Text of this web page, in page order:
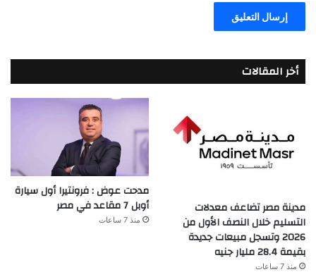
أخر المقالات
مدينة مصر تضاعف معدلات
التسليم خلال النصف الأول من
2026 وتسجل مبيعات جديدة
بقيمة 28.4 مليار جنيه
منذ 7 ساعات
مدحت عوض : فرونتيرا أول سيارة
أوبل 7 مقاعد في مصر
منذ 7 ساعات